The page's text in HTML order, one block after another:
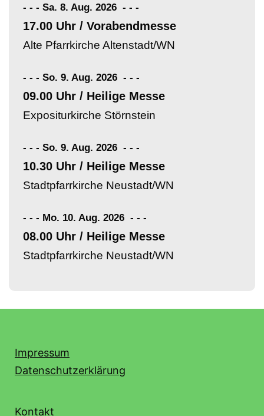
- - - Sa. 8. Aug. 2026 - - -
17.00 Uhr / Vorabendmesse
Alte Pfarrkirche Altenstadt/WN
- - - So. 9. Aug. 2026 - - -
09.00 Uhr / Heilige Messe
Expositurkirche Störnstein
- - - So. 9. Aug. 2026 - - -
10.30 Uhr / Heilige Messe
Stadtpfarrkirche Neustadt/WN
- - - Mo. 10. Aug. 2026 - - -
08.00 Uhr / Heilige Messe
Stadtpfarrkirche Neustadt/WN
Impressum
Datenschutzerklärung
Kontakt